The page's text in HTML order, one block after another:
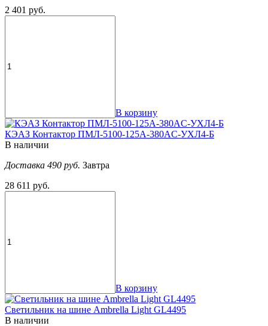
2 401 руб.
В корзину
КЭАЗ Контактор ПМЛ-5100-125А-380AC-УХЛ4-Б
В наличии
Доставка 490 руб. Завтра
28 611 руб.
В корзину
Светильник на шине Ambrella Light GL4495
В наличии